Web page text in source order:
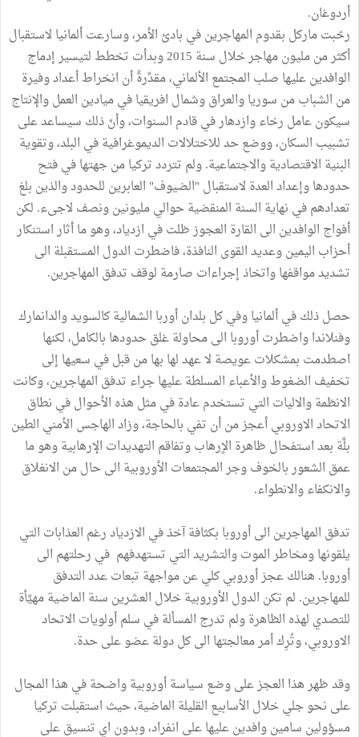
أردوغان.
رحّبت ماركل بقدوم المهاجرين في بادئ الأمر، وسارعت ألمانيا لاستقبال
أكثر من مليون مهاجر خلال سنة 2015 وبدأت تخطط لتيسير إدماج
الوافدين عليها صلب المجتمع الألماني، مقدِّرةً أن انخراط أعداد وفيرة
من الشباب من سوريا والعراق وشمال افريقيا في ميادين العمل والإنتاج
سيكون عامل رخاء وازدهار في قادم السنوات، وأنّ ذلك سيساعد على
تشبيب السكان، ووضع حد للاختلالات الديموغرافية في البلد، وتقوية
البنية الاقتصادية والاجتماعية. ولم تتردد تركيا من جهتها في فتح
حدودها وإعداد العدة لاستقبال "الضيوف" العابرين للحدود والذين بلغ
تعدادهم في نهاية السنة المنقضية حوالي مليونين ونصف لاجىء. لكن
أفواج الوافدين الى القارة العجوز ظلت في ازدياد، وهو ما أثار استنكار
أحزاب اليمين وعديد القوى النافذة، فاضطرت الدول المستقبلة الى
تشديد مواقفها واتخاذ إجراءات صارمة لوقف تدفق المهاجرين.
حصل ذلك في ألمانيا وفي كل بلدان أوربا الشمالية كالسويد والدانمارك
وفنلاندا واضطرت أوروبا الى محاولة غلق حدودها بالكامل، لكنها
اصطدمت بمشكلات عويصة لا عهد لها بها من قبل في سعيها إلى
تخفيف الضغوط والأعباء المسلطة عليها جراء تدفق المهاجرين، وكانت
الانظمة والاليات التي تستخدم عادة في مثل هذه الأحوال في نطاق
الاتحاد الاوروبي أعجز من أن تفي بالحاجة، وزاد الهاجس الأمني الطين
بلَّة بعد استفحال ظاهرة الاٍرهاب وتفاقم التهديدات الإرهابية وهو ما
عمق الشعور بالخوف وجر المجتمعات الأوروبية الى حال من الانغلاق
والانكفاء والانطواء.
تدفق المهاجرين الى أوروبا بكثافة آخذ في الازدياد رغم العذابات التي
يلقونها ومخاطر الموت والتشريد التي تستهدفهم في رحلتهم الى
أوروبا. هنالك عجز أوروبي كلي عن مواجهة تبعات عدد التدفق
للمهاجرين. لم تكن الدول الأوروبية خلال العشرين سنة الماضية مهيَّأة
للتصدي لهذه الظاهرة ولم تدرج المسألة في سلم أولويات الاتحاد
الاوروبي، وتُرِك أمر معالجتها الى كل دولة عضو على حدة.
وقد ظهر هذا العجز على وضع سياسة أوروبية واضحة في هذا المجال
على نحو جلي خلال الأسابيع القليلة الماضية، حيث استقبلت تركيا
مسؤولين سامين وافدين عليها على انفراد، وبدون اي تنسيق على